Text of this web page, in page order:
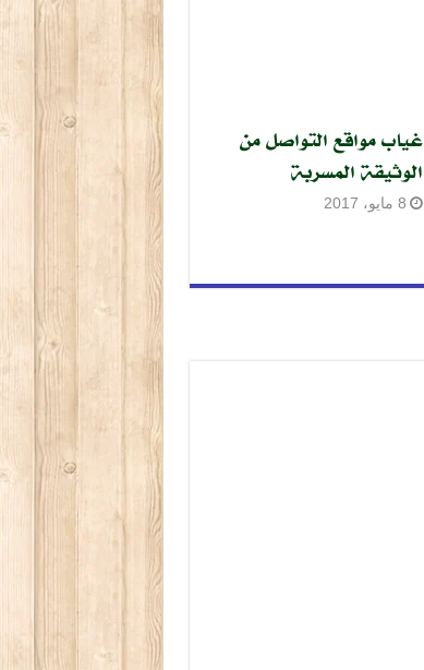
غياب مواقع التواصل من
الوثيقة المسربة
8 مايو، 2017